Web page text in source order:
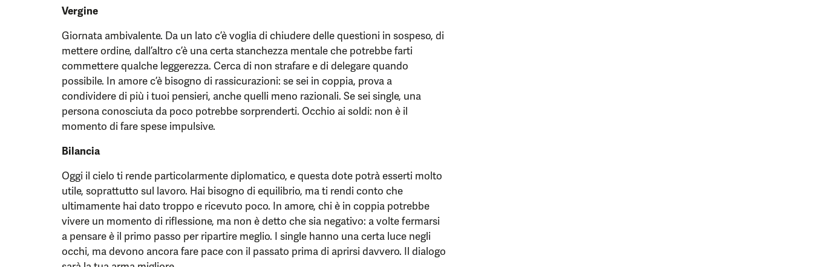
Vergine
Giornata ambivalente. Da un lato c’è voglia di chiudere delle questioni in sospeso, di
mettere ordine, dall’altro c’è una certa stanchezza mentale che potrebbe farti
commettere qualche leggerezza. Cerca di non strafare e di delegare quando
possibile. In amore c’è bisogno di rassicurazioni: se sei in coppia, prova a
condividere di più i tuoi pensieri, anche quelli meno razionali. Se sei single, una
persona conosciuta da poco potrebbe sorprenderti. Occhio ai soldi: non è il
momento di fare spese impulsive.
Bilancia
Oggi il cielo ti rende particolarmente diplomatico, e questa dote potrà esserti molto
utile, soprattutto sul lavoro. Hai bisogno di equilibrio, ma ti rendi conto che
ultimamente hai dato troppo e ricevuto poco. In amore, chi è in coppia potrebbe
vivere un momento di riflessione, ma non è detto che sia negativo: a volte fermarsi
a pensare è il primo passo per ripartire meglio. I single hanno una certa luce negli
occhi, ma devono ancora fare pace con il passato prima di aprirsi davvero. Il dialogo